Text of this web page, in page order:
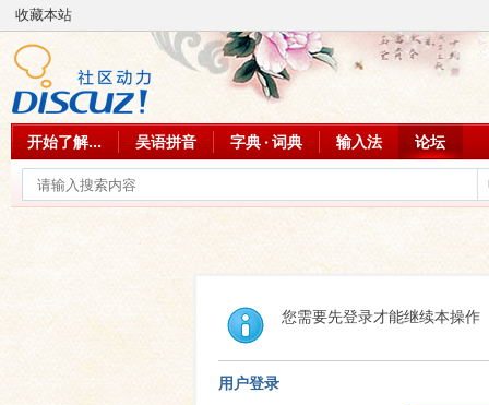
收藏本站
开始了解... 吴语拼音 字典 · 词典 输入法 论坛
您需要先登录才能继续本操作
用户登录